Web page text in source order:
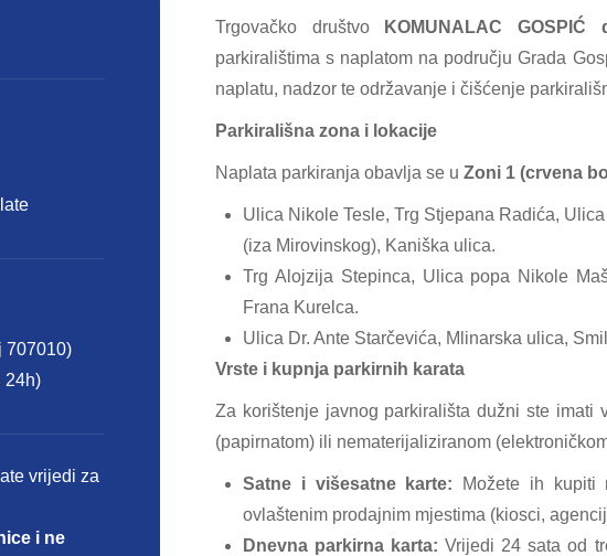
707010)
24h)
vrijedi za
i ne
Trgovačko društvo KOMUNALAC GOSPIĆ
parkiralištima s naplatom na području Grada
naplatu, nadzor te održavanje i čišćenje
Parkirališna zona i lokacije
Naplata parkiranja obavlja se uZoni 1 (crvena
Ulica Nikole Tesle, Trg Stjepana Radića,
(iza Mirovinskog), Kaniška ulica.
Trg Alojzija Stepinca, Ulica popa Nikole
Frana Kurelca.
Ulica Dr. Ante Starčevića, Mlinarska ulica,
Vrste i kupnja parkirnih karata
Za korištenje javnog parkirališta dužni ste imati
(papirnatom) ili nematerijaliziranom
Satne i višesatne karte: Možete ih kupiti
ovlaštenim prodajnim mjestima (kiosci,
Dnevna parkirna karta: Vrijedi 24 sata od